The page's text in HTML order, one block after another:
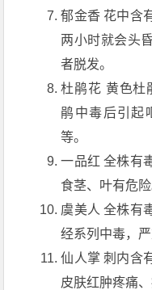
郁金香 花中含
两小时就会头
者脱发。
杜鹃花 黄色杜
鹃中毒后引起
等。
一品红 全株有
食茎、叶有危险
虞美人 全株有
经系列中毒，
仙人掌 刺内含
皮肤红肿疼痛